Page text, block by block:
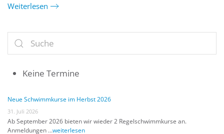
Weiterlesen
Keine Termine
Neue Schwimmkurse im Herbst 2026
31. Juli 2026
Ab September 2026 bieten wir wieder 2 Regelschwimmkurse an.
Anmeldungen …weiterlesen